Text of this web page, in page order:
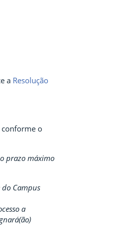
a Resolução
conforme o
prazo máximo
Campus
a